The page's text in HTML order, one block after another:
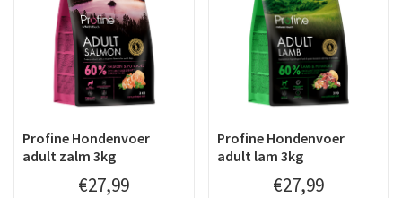
Profine Hondenvoer
adult zalm 3kg
€27,99
Profine Hondenvoer
adult lam 3kg
€27,99